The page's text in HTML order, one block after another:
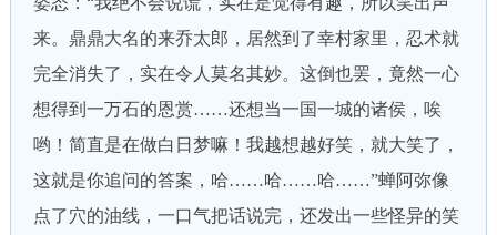
来。鼎鼎大名的来乔太郎，居然到了幸村家里，忍术就
完全消失了，实在令人莫名其妙。这倒也罢，竟然一心
想得到一万石的恩赏……还想当一国一城的诸侯，唉
哟！简直是在做白日梦嘛！我越想越好笑，就大笑了，
这就是你追问的答案，哈……哈……哈……”蝉阿弥像
点了穴的油线，一口气把话说完，还发出一些怪异的笑